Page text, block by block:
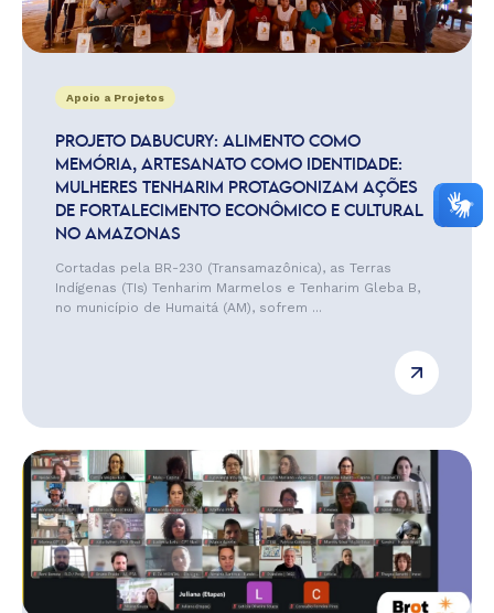
Apoio a Projetos
PROJETO DABUCURY: ALIMENTO COMO
MEMÓRIA, ARTESANATO COMO IDENTIDADE:
MULHERES TENHARIM PROTAGONIZAM AÇÕES
DE FORTALECIMENTO ECONÔMICO E CULTURAL
NO AMAZONAS
Cortadas pela BR-230 (Transamazônica), as Terras
Indígenas (TIs) Tenharim Marmelos e Tenharim Gleba B,
no município de Humaitá (AM), sofrem ...